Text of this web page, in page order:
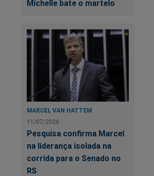
Michelle bate o martelo
MARCEL VAN HATTEM
11/07/2026
Pesquisa confirma Marcel
na liderança isolada na
corrida para o Senado no
RS